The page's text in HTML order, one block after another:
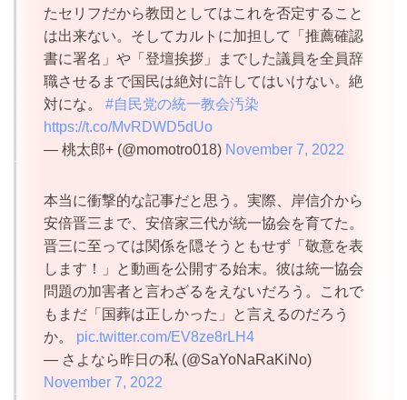
たセリフだから教団としてはこれを否定すること
は出来ない。そしてカルトに加担して「推薦確認
書に署名」や「登壇挨拶」までした議員を全員辞
職させるまで国民は絶対に許してはいけない。絶
対にな。 #自民党の統一教会汚染
https://t.co/MvRDWD5dUo
— 桃太郎+ (@momotro018) November 7, 2022
本当に衝撃的な記事だと思う。実際、岸信介から
安倍晋三まで、安倍家三代が統一協会を育てた。
晋三に至っては関係を隠そうともせず「敬意を表
します！」と動画を公開する始末。彼は統一協会
問題の加害者と言わざるをえないだろう。これで
もまだ「国葬は正しかった」と言えるのだろう
か。 pic.twitter.com/EV8ze8rLH4
— さよなら昨日の私 (@SaYoNaRaKiNo)
November 7, 2022